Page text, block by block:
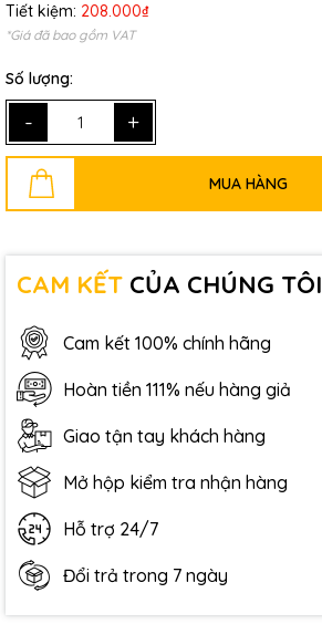
Tiết kiệm: 208.000₫
*Giá đã bao gồm VAT
Số lượng:
- +
MUA HÀNG
CAM KẾT CỦA CHÚNG TÔI
Cam kết 100% chính hãng
Hoàn tiền 111% nếu hàng giả
Giao tận tay khách hàng
Mở hộp kiểm tra nhận hàng
Hỗ trợ 24/7
Đổi trả trong 7 ngày